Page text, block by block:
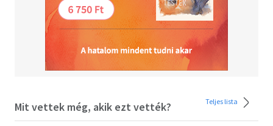
Mit vettek még, akik ezt vették? Teljes lista